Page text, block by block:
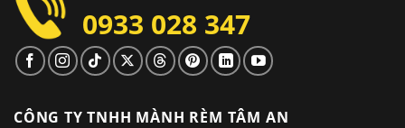
0933 028 347
CÔNG TY TNHH MÀNH RÈM TÂM AN